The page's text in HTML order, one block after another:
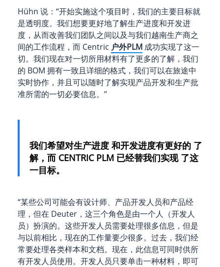
Hühn 说：“开始实施这个项目时，我们的主要目标就
是透明度。我们想要更好地了解生产进度和开发进
度，从而改善我们团队之间以及与我们越南生产商之
间的工作流程，而 Centric 户外PLM 成功实现了这一
切。我们现在对一切所用材料有了更多的了解，我们
的 BOM 拥有一致且详细的格式，我们可以在旅途中
实时协作，并且可以随时了解实现产品开发和生产批
准所需的一切必要信息。”
我们希望对生产进度 和开发进度有更好的 了
解，而 CENTRIC PLM 已经替我们实现 了这
一目标。
“某些公司可能会有设计师、产品开发人员和产品经
理，但在 Deuter，这三个角色是由一个人（开发人
员）扮演的。这些开发人员需要处理很多信息，但是
与以前相比，现在的工作量要少很多。过去，我们经
常要处理各类样本和文档。现在，此信息可同时供所
有开发人员使用。开发人员只要单击一种材料，即可